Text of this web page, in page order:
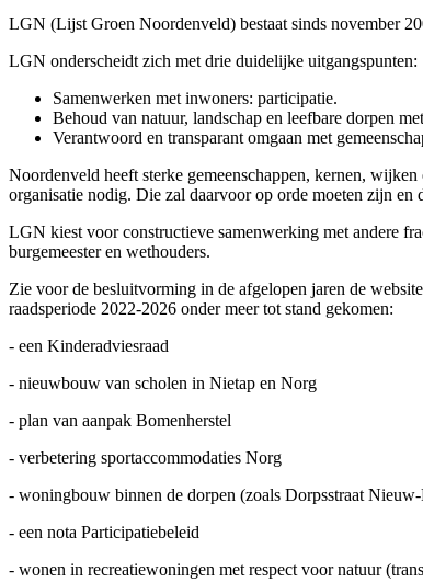
LGN (Lijst Groen Noordenveld) bestaat sinds november
LGN onderscheidt zich met drie duidelijke uitgangspunten:
Samenwerken met inwoners: participatie.
Behoud van natuur, landschap en leefbare dorpen
Verantwoord en transparant omgaan met
Noordenveld heeft sterke gemeenschappen, kernen,
organisatie nodig. Die zal daarvoor op orde moeten zijn en
LGN kiest voor constructieve samenwerking met andere
burgemeester en wethouders.
Zie voor de besluitvorming in de afgelopen jaren de
raadsperiode 2022-2026 onder meer tot stand gekomen:
- een Kinderadviesraad
- nieuwbouw van scholen in Nietap en Norg
- plan van aanpak Bomenherstel
- verbetering sportaccommodaties Norg
- woningbouw binnen de dorpen (zoals Dorpsstraat
- een nota Participatiebeleid
- wonen in recreatiewoningen met respect voor natuur